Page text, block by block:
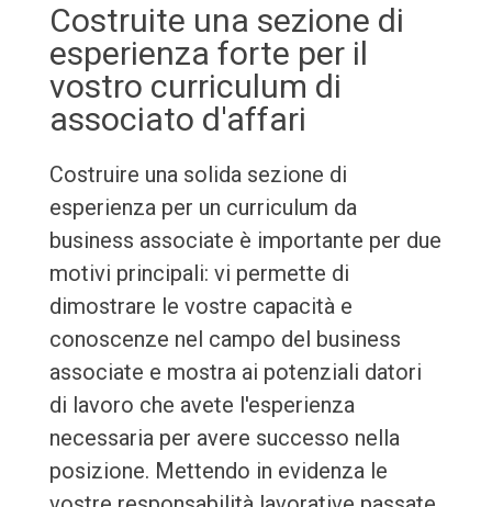
Costruite una sezione di
esperienza forte per il
vostro curriculum di
associato d'affari
Costruire una solida sezione di
esperienza per un curriculum da
business associate è importante per due
motivi principali: vi permette di
dimostrare le vostre capacità e
conoscenze nel campo del business
associate e mostra ai potenziali datori
di lavoro che avete l'esperienza
necessaria per avere successo nella
posizione. Mettendo in evidenza le